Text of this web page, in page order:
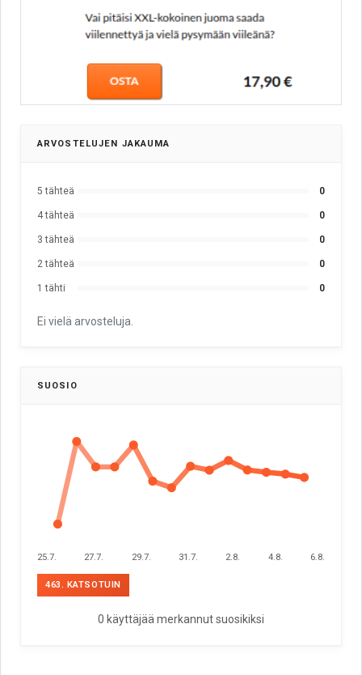
ARVOSTELUJEN JAKAUMA
5 tähteä 0
4 tähteä 0
3 tähteä 0
2 tähteä 0
1 tähti 0
Ei vielä arvosteluja.
SUOSIO
25.7. 27.7. 29.7. 31.7. 2.8. 4.8. 6.8.
463. KATSOTUIN
0 käyttäjää merkannut suosikiksi